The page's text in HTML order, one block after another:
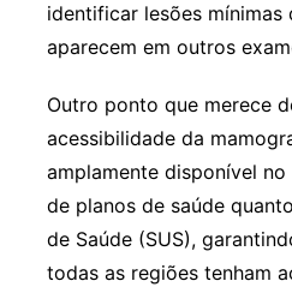
identificar lesões mínimas
aparecem em outros
Outro ponto que merece
acessibilidade da
amplamente disponível
de planos de saúde
de Saúde (SUS),
todas as regiões tenham